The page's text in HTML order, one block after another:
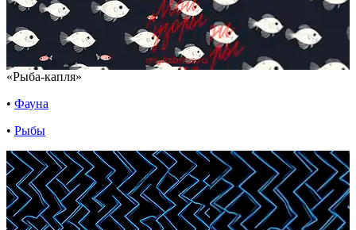
«Рыба-капля»
• Фауна
• Рыбы